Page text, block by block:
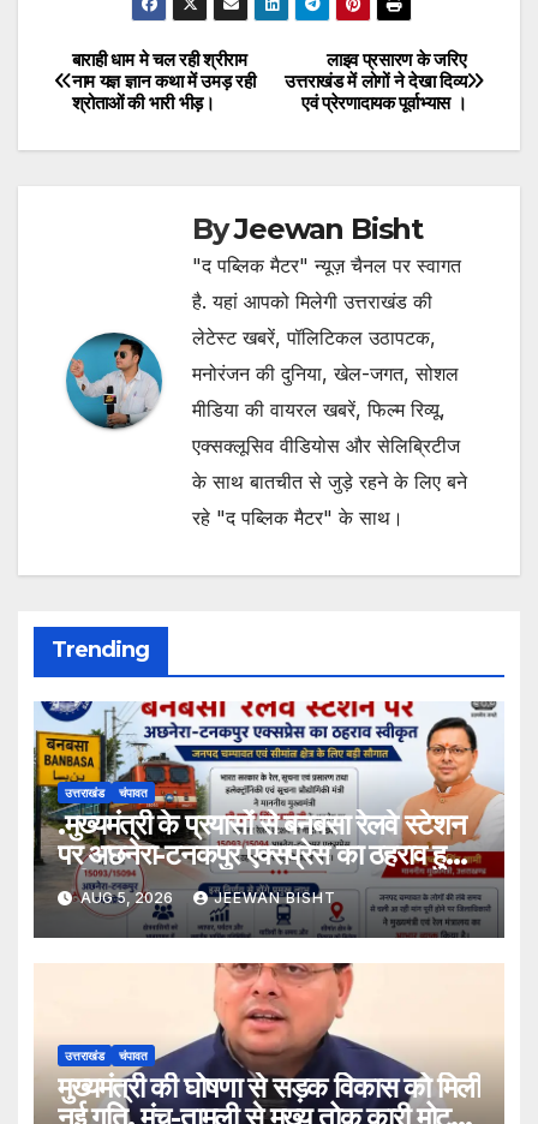
Post
navigation
लाइव प्रसारण के जरिए
उत्तराखंड में लोगों ने देखा दिव्य
एवं प्रेरणादायक पूर्वाभ्यास ।
बाराही धाम मे चल रही श्रीराम
नाम यज्ञ ज्ञान कथा में उमड़ रही
श्रोताओं की भारी भीड़।
ByJeewan Bisht
"द पब्लिक मैटर" न्यूज़ चैनल पर स्वागत
है. यहां आपको मिलेगी उत्तराखंड की
लेटेस्ट खबरें, पॉलिटिकल उठापटक,
मनोरंजन की दुनिया, खेल-जगत, सोशल
मीडिया की वायरल खबरें, फिल्म रिव्यू,
एक्सक्लूसिव वीडियोस और सेलिब्रिटीज
के साथ बातचीत से जुड़े रहने के लिए बने
रहे "द पब्लिक मैटर" के साथ।
Trending
उत्तराखंड चंपावत
.मुख्यमंत्री के प्रयासों से बनबसा रेलवे स्टेशन
पर अछनेरा-टनकपुर एक्सप्रेस का ठहराव हुआ
स्वीकृत
AUG 5, 2026 JEEWAN BISHT
उत्तराखंड चंपावत
मुख्यमंत्री की घोषणा से सड़क विकास को मिली
नई गति, मंच-तामली से मुख्य तोक कारी मोटर